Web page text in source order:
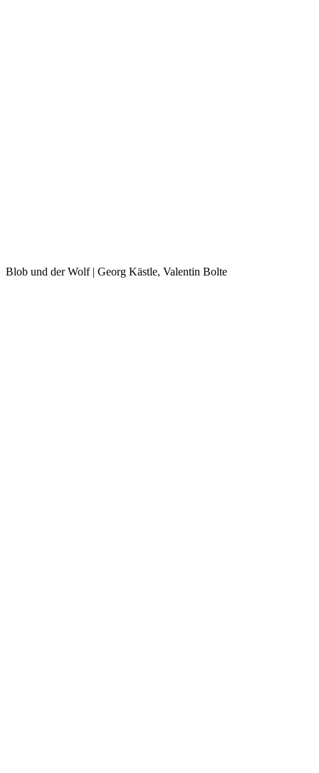
Blob und der Wolf | Georg Kästle, Valentin Bolte